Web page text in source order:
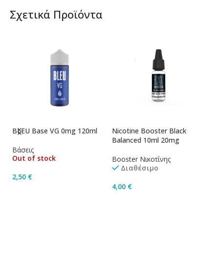
Σχετικά Προϊόντα
BLEU Base VG 0mg 120ml
Βάσεις
Out of stock
2,50 €
Nicotine Booster Black
Balanced 10ml 20mg
Booster Νικοτίνης
Διαθέσιμο
4,00 €